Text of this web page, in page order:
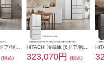
(税込) 323,070円 (税込)